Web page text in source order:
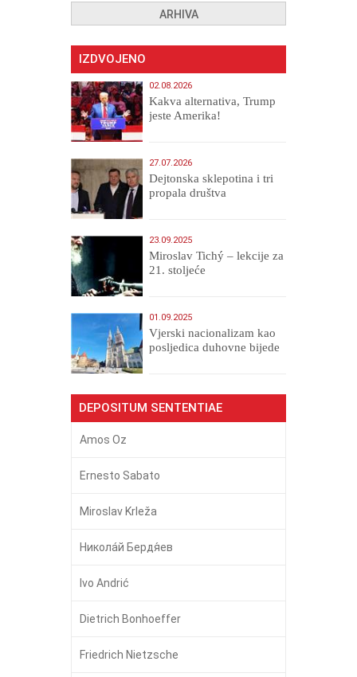
ARHIVA
IZDVOJENO
02.08.2026
Kakva alternativa, Trump
jeste Amerika!
27.07.2026
Dejtonska sklepotina i tri
propala društva
23.09.2025
Miroslav Tichý – lekcije za
21. stoljeće
01.09.2025
​Vjerski nacionalizam kao
posljedica duhovne bijede
DEPOSITUM SENTENTIAE
Amos Oz
Ernesto Sabato
Miroslav Krleža
Никола́й Бердя́ев
Ivo Andrić
Dietrich Bonhoeffer
Friedrich Nietzsche